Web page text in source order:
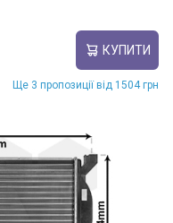
КУПИТИ
Ще 3 пропозиції від 1504 грн